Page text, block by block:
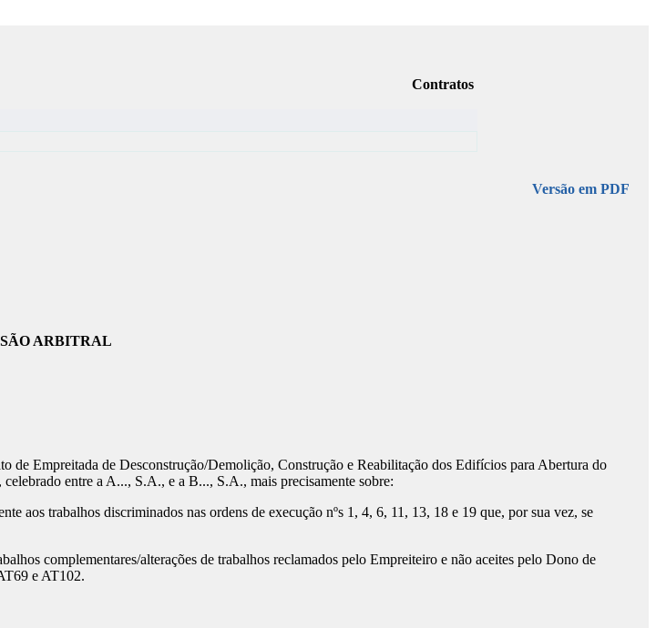
Contratos
Versão em PDF
ARBITRAL
de Empreitada de Desconstrução/Demolição, Construção e Reabilitação dos Edifícios para Abertura do
entre a A..., S.A., e a B..., S.A., mais precisamente sobre:
aos trabalhos discriminados nas ordens de execução nºs 1, 4, 6, 11, 13, 18 e 19 que, por sua vez, se
complementares/alterações de trabalhos reclamados pelo Empreiteiro e não aceites pelo Dono de
e AT102.